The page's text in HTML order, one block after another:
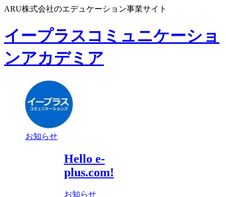
ARU株式会社のエデュケーション事業サイト
イープラスコミュニケーショ
ンアカデミア
お知らせ
Hello e-
plus.com!
お知らせ